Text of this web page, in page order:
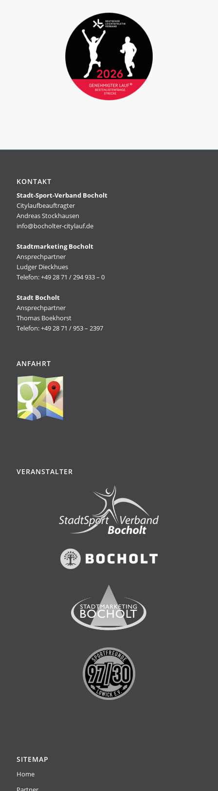
KONTAKT
Stadt-Sport-Verband Bocholt
Citylaufbeauftragter
Andreas Stockhausen
info@bocholter-citylauf.de
Stadtmarketing Bocholt
Ansprechpartner
Ludger Dieckhues
Telefon: +49 28 71 / 294 933 – 0
Stadt Bocholt
Ansprechpartner
Thomas Boekhorst
Telefon: +49 28 71 / 953 – 2397
ANFAHRT
VERANSTALTER
SITEMAP
Home